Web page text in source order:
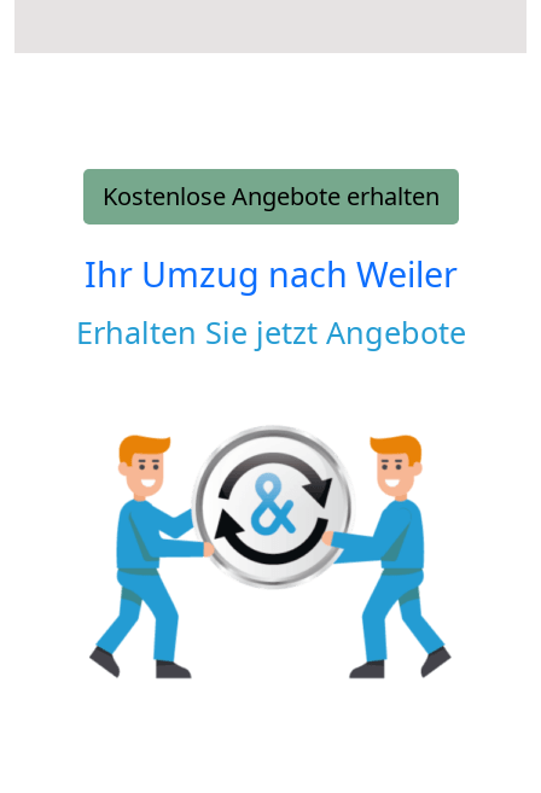
Kostenlose Angebote erhalten
Ihr Umzug nach Weiler
Erhalten Sie jetzt Angebote